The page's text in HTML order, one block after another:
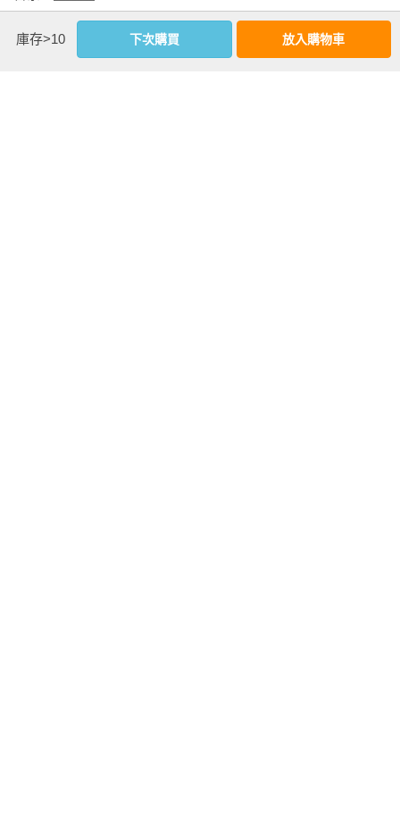
珍藏版】（諾貝爾文學獎得主石黑一雄最受歡迎代表作）》
《群山淡景【精裝珍藏版】（諾貝爾文學獎得主石黑一雄，探
索記憶之謎的首部作品）》《克拉拉與太陽》《別讓我走》
規格：精裝 / 單色 / 416頁 / 12.8cm×19cm
庫存>10 下次購買 放入購物車